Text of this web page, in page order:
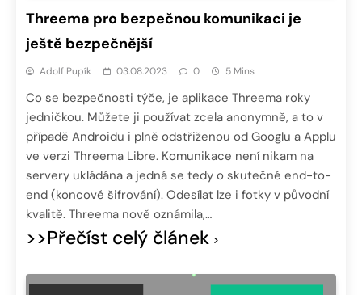
Threema pro bezpečnou komunikaci je
ještě bezpečnější
Adolf Pupík 03.08.2023 0 5 Mins
Co se bezpečnosti týče, je aplikace Threema roky
jedničkou. Můžete ji používat zcela anonymně, a to v
případě Androidu i plně odstřiženou od Googlu a Applu
ve verzi Threema Libre. Komunikace není nikam na
servery ukládána a jedná se tedy o skutečné end-to-
end (koncové šifrování). Odesílat lze i fotky v původní
kvalitě. Threema nově oznámila,…
>>Přečíst celý článek